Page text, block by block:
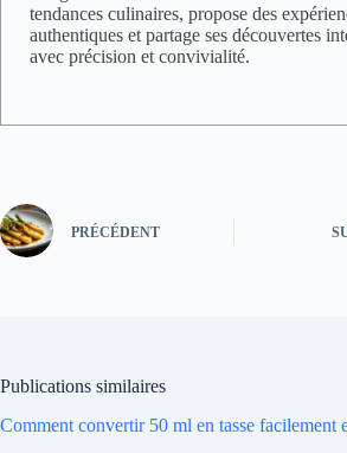
tendances culinaires, propose des
authentiques et partage ses découvertes
avec précision et convivialité.
PRÉCÉDENT
Publications similaires
Comment convertir 50 ml en tasse facilement